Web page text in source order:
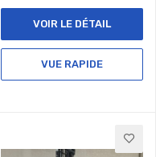
VOIR LE DÉTAIL
VUE RAPIDE